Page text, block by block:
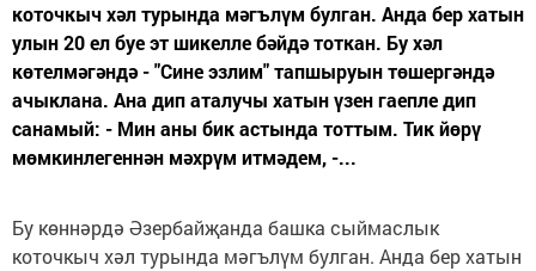
коточкыч хәл турында мәгълүм булган. Анда бер хатын
улын 20 ел буе эт шикелле бәйдә тоткан. Бу хәл
көтелмәгәндә - "Сине эзлим" тапшыруын төшергәндә
ачыклана. Ана дип аталучы хатын үзен гаепле дип
санамый: - Мин аны бик астында тоттым. Тик йөрү
мөмкинлегеннән мәхрүм итмәдем, -...
Бу көннәрдә Әзербайҗанда башка сыймаслык
коточкыч хәл турында мәгълүм булган. Анда бер хатын